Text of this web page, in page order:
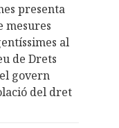
presenta
mesures
al
de Drets
govern
del dret